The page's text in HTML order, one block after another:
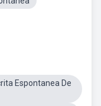
Espontanea De